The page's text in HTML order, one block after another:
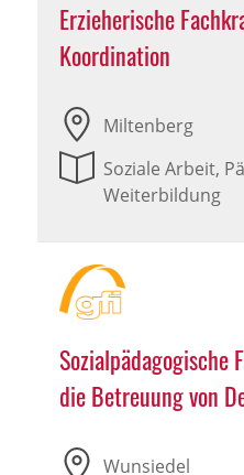
Erzieherische
Koordination
Miltenberg
Soziale Arbeit,
Weiterbildung
die Betreuung von
Wunsiedel